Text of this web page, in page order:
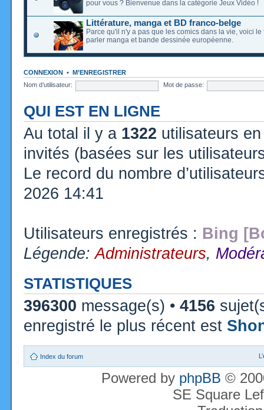
pour vous ? Bienvenue dans la catégorie Jeux Vidéo !
Littérature, manga et BD franco-belge
Parce qu'il n'y a pas que les comics dans la vie, voici le
parler manga et bande dessinée européenne.
CONNEXION • M’ENREGISTRER
Nom d’utilisateur:
Mot de passe:
QUI EST EN LIGNE
Au total il y a 1322 utilisateurs
invités (basées sur les
Le record du nombre
2026 14:41
Utilisateurs enregistrés : Bing
Légende:Administrateurs,
STATISTIQUES
396300 message(s) • 4156
enregistré le plus récent est
Index du forum
Powered by phpBB ©
SE Square